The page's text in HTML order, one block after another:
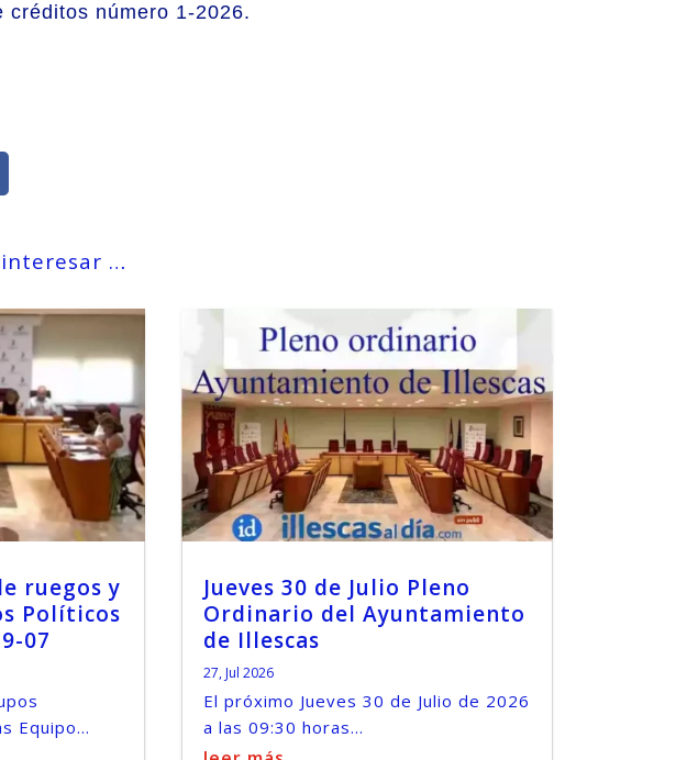
créditos número 1-2026.
…
ruegos y
Políticos
07
Equipo...
Jueves 30 de Julio Pleno
Ordinario del Ayuntamiento
de Illescas
27, Jul 2026
El próximo Jueves 30 de Julio de 2026
a las 09:30 horas...